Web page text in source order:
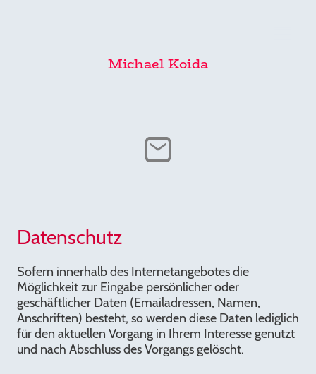
Michael Koida
Datenschutz
Sofern innerhalb des Internetangebotes die
Möglichkeit zur Eingabe persönlicher oder
geschäftlicher Daten (Emailadressen, Namen,
Anschriften) besteht, so werden diese Daten lediglich
für den aktuellen Vorgang in Ihrem Interesse genutzt
und nach Abschluss des Vorgangs gelöscht.